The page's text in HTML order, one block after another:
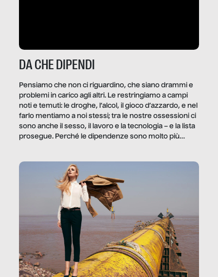
DA CHE DIPENDI
Pensiamo che non ci riguardino, che siano drammi e
problemi in carico agli altri. Le restringiamo a campi
noti e temuti: le droghe, l’alcol, il gioco d’azzardo, e nel
farlo mentiamo a noi stessi; tra le nostre ossessioni ci
sono anche il sesso, il lavoro e la tecnologia – e la lista
prosegue. Perché le dipendenze sono molto più
trae un guadagno. In questo reportage vediamo
quale e come.